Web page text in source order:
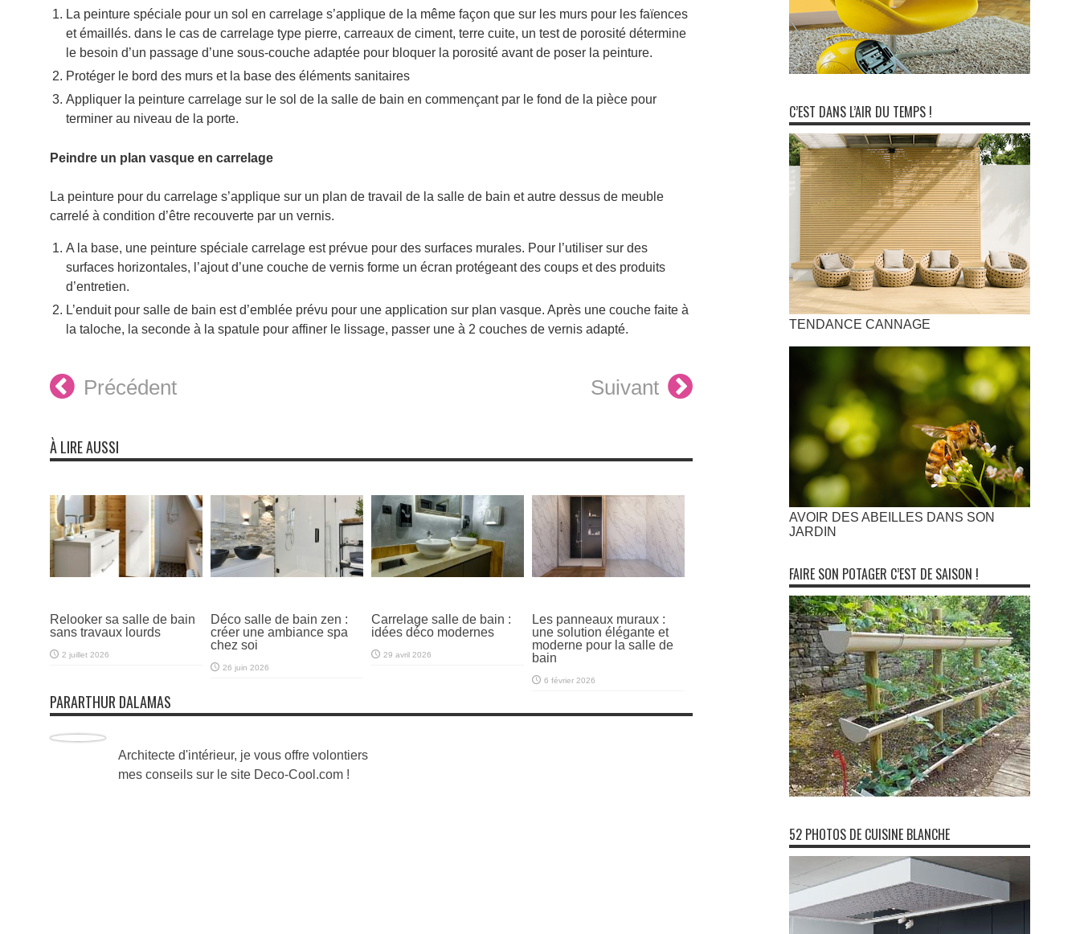
La peinture spéciale pour un sol en carrelage s’applique de la même façon que sur les murs pour les faïences
et émaillés. dans le cas de carrelage type pierre, carreaux de ciment, terre cuite, un test de porosité détermine
le besoin d’un passage d’une sous-couche adaptée pour bloquer la porosité avant de poser la peinture.
Protéger le bord des murs et la base des éléments sanitaires
Appliquer la peinture carrelage sur le sol de la salle de bain en commençant par le fond de la pièce pour
terminer au niveau de la porte.
Peindre un plan vasque en carrelage
La peinture pour du carrelage s’applique sur un plan de travail de la salle de bain et autre dessus de meuble
carrelé à condition d’être recouverte par un vernis.
A la base, une peinture spéciale carrelage est prévue pour des surfaces murales. Pour l’utiliser sur des
surfaces horizontales, l’ajout d’une couche de vernis forme un écran protégeant des coups et des produits
d’entretien.
L’enduit pour salle de bain est d’emblée prévu pour une application sur plan vasque. Après une couche faite à
la taloche, la seconde à la spatule pour affiner le lissage, passer une à 2 couches de vernis adapté.
Précédent Suivant
À LIRE AUSSI
Relooker sa salle de bain
sans travaux lourds
2 juillet 2026
Déco salle de bain zen :
créer une ambiance spa
chez soi
26 juin 2026
Carrelage salle de bain :
idées déco modernes
29 avril 2026
Les panneaux muraux :
une solution élégante et
moderne pour la salle de
bain
6 février 2026
PARARTHUR DALAMAS
Architecte d'intérieur, je vous offre volontiers
mes conseils sur le site Deco-Cool.com !
C’EST DANS L’AIR DU TEMPS !
TENDANCE CANNAGE
AVOIR DES ABEILLES DANS SON
JARDIN
FAIRE SON POTAGER C’EST DE SAISON !
52 PHOTOS DE CUISINE BLANCHE